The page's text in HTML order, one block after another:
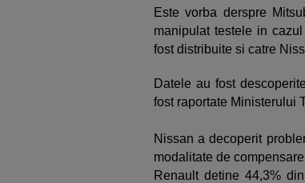
Este vorba derspre
manipulat testele in
fost distribuite si catre
Datele au fost
fost raportate Ministerului
Nissan a decoperit
modalitate de
Renault detine 44,3%